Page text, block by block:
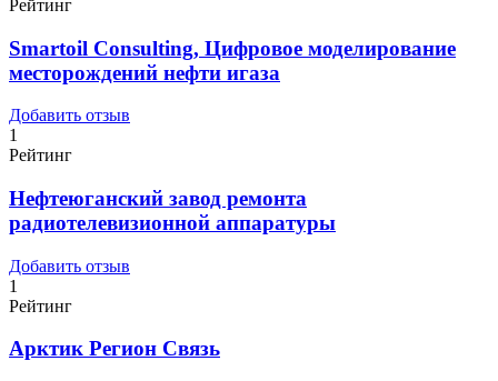
Рейтинг
Smartoil Consulting, Цифровое моделирование
месторождений нефти игаза
Добавить отзыв
1
Рейтинг
Нефтеюганский завод ремонта
радиотелевизионной аппаратуры
Добавить отзыв
1
Рейтинг
Арктик Регион Связь